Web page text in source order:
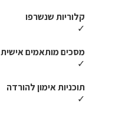
קלוריות שנשרפו
✓
מסכים מותאמים אישית
✓
תוכניות אימון להורדה
✓